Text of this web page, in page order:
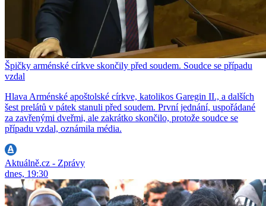
Špičky arménské církve skončily před soudem. Soudce se případu
vzdal
Hlava Arménské apoštolské církve, katolikos Garegin II., a dalších
šest prelátů v pátek stanuli před soudem. První jednání, uspořádané
za zavřenými dveřmi, ale zakrátko skončilo, protože soudce se
případu vzdal, oznámila média.
Aktuálně.cz - Zprávy
dnes, 19:30